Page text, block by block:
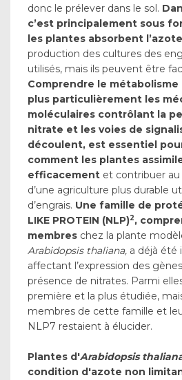
donc le prélever dans le sol.
c’est principalement sous
les plantes absorbent l’azote
production des cultures des
utilisés, mais ils peuvent être
Comprendre le
plus particulièrement les
moléculaires contrôlant la
nitrate et les voies de
découlent, est essentiel
comment les plantes
efficacement et contribuer
d’une agriculture plus durable
d’engrais. Une famille de
LIKE PROTEIN (NLP)2,
membres chez la plante
Arabidopsis thaliana, a déjà
affectant l’expression des
présence de nitrates. Parmi
première et la plus étudiée,
membres de cette famille et
NLP7 restaient à élucider.
Plantes d'Arabidopsis
condition d'azote non